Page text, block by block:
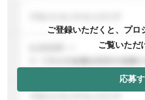
ご登録いただくと、プロ
ご覧いただ
応募